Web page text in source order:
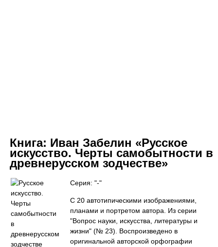
Книга: Иван Забелин «Русское
искусство. Черты самобытности в
древнерусском зодчестве»
Серия: "-"
С 20 автотипическими изображениями,
планами и портретом автора. Из серии
"Вопрос науки, искусства, литературы и
жизни" (№ 23). Воспроизведено в
оригинальной авторской орфографии